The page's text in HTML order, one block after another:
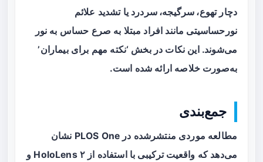
دچارتهوع، سرگیجه، سردرد یا تشدید علائم
نورحساسیتی مانند افراد مبتلا به صرع حساس به نور
می‌شوند. این نکات در بخش ‘نکته مهم برای بیماران’
به‌صورت خلاصه ارائه شده است.
جمع‌بندی
مطالعه موردی منتشرشده در PLOS One نشان
می‌دهد که واقعیت ترکیبی
با استفاده از HoloLens ۲ و